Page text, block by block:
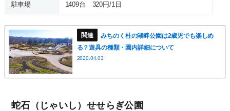
駐車場 1409台 320円/1日
みちのく杜の湖畔公園は2歳児でも楽しめ
る？遊具の種類・園内詳細について
2020.04.03
蛇石（じゃいし）せせらぎ公園